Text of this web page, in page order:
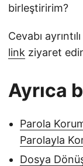
birleştiririm?
Cevabı
link ziyaret
Ayrıca
Parola
Parolayla
Dosya